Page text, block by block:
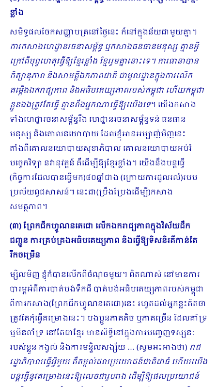
ខ្លាំង
សមិទ្ធផលចែកសញ្ញាបត្រនៅថ្ងៃនេះ ក៏នៅក្នុងន័យជាមួយគ្នា។
ការកសាងហេដ្ឋានរចនាសម្ព័ន្ធ ឬកសាងធនធានមនុស្ស គ្មានអ្វី
ក្រៅពីបុព្វហេតុធ្វើឱ្យខ្មែរខ្លាំង ខ្មែររួមគ្នានោះទេ។ ការធានាបាន
កិត្យានុភាព និងសាមគ្គីឯកភាពជាតិ ជាមូលដ្ឋានក្នុងការលើក
តម្កើងឯករាជ្យភាព និងអធិបតេយ្យភាពរបស់កម្ពុជា ហើយកម្ពុជា
ខ្លួនឯងត្រូវតែធ្វើ គ្មានពឹងអ្នកណាធ្វើឱ្យយើងទេ។ យើងកសាង
ទាំងហេដ្ឋារចនាសម្ព័ន្ធរឹង ហេដ្ឋានរចនាសម្ព័ន្ធទន់ ធនធាន
មនុស្ស និងគោលនយោបាយ ដែលខ្ញុំអានអម្បាញ់មិញនេះ
តាំងពីគោលនយោបាយសុខាភិបាល គោលនយោ​បាយអប់រំ
បច្ចេកវិទ្យា នវានុវត្តន៍ គឺដើម្បីឱ្យខ្មែរខ្លាំង។ យើងនឹងបន្តធ្វើ
(កិច្ចការដែលបានធ្វើមក)៤០ឆ្នាំជាង (ក្រោយការដួលរលំ)របប
ប្រល័យពូជសាសន៍។ នេះជា(ប្រឹងប្រែងដើម្បី)កសាង
សមត្ថភាព។
(៣) ព្រែកជីកហ្វូណនតេជោ លើកឯករាជ្យភាពក្នុងវិស័យដឹក
ជញ្ជូន ការគ្រប់គ្រងអធិបតេយ្យភាព និងធ្វើឱ្យទិសនិរតីកាន់តែ
រីកចម្រើន
ម្សិលមិញ ខ្ញុំក៏បានលើកពីចំណុចមួយ។ ពិតណាស់ នៅមានការ
បារម្ភអំពីការបាត់បង់ទឹកដី បាត់បង់អធិបតេយ្យភាពរបស់កម្ពុជា
ពីការកសាង(ព្រែកជីកហ្វូណនតេជោ)នេះ រហូតដល់អ្នកខ្លះគិតថា
ត្រូវតែកុំធ្វើគម្រោងនេះ។ បងប្អូនភាគតិច ឬភាគច្រើន ដែលគាំទ្រ
ឬមិនគាំទ្រ នៅតែជាខ្មែរ មានសិទ្ធិនៅក្នុងការបញ្ចេញទស្សនៈ
របស់ខ្លួន កង្វល់ និងការមន្ទិលសង្ស័យ … (សូមអះអាងថា) រាជ
រដ្ឋាភិបាល​ធ្វើអ្វីមួយ គឺតម្កល់ផលប្រយោជន៍ជាតិជាធំ ហើយយើង
បន្តធ្វើនូវគម្រោងនេះឱ្យលេចជារូបរាង ដើម្បីឱ្យផលប្រយោជន៍